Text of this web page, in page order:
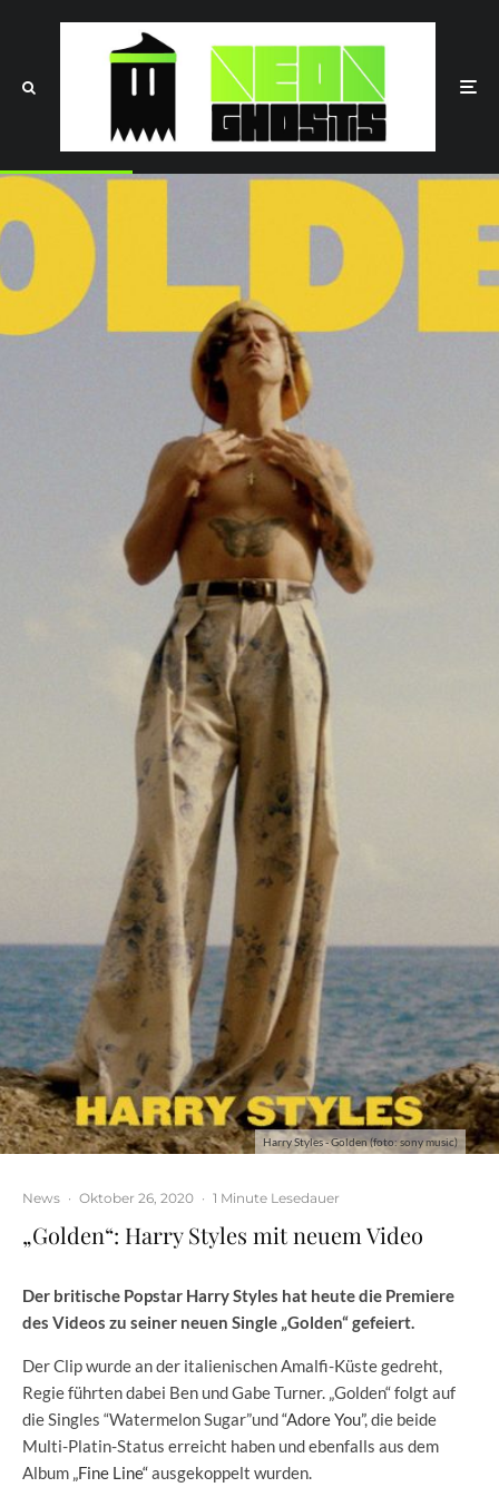
Harry Styles - Golden (foto: sony music)
News · Oktober 26, 2020 · 1 Minute Lesedauer
„Golden“: Harry Styles mit neuem Video
Der britische Popstar Harry Styles hat heute die Premiere
des Videos zu seiner neuen Single „Golden“ gefeiert.
Der Clip wurde an der italienischen Amalfi-Küste gedreht,
Regie führten dabei Ben und Gabe Turner. „Golden“ folgt auf
die Singles “Watermelon Sugar”und“Adore You”, die beide
Multi-Platin-Status erreicht haben und ebenfalls aus dem
Album „Fine Line“ausgekoppelt wurden.